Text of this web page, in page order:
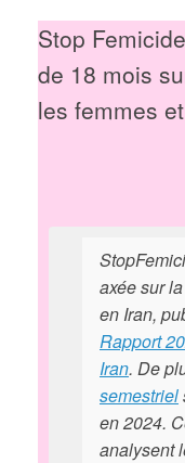
Stop
de 18 mois
les femmes
axée sur
en Iran,
Rapport
Iran. De
semestriel
en 2024.
analysent